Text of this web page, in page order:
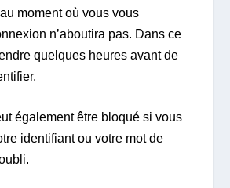
moment où vous vous
n’aboutira pas. Dans ce
quelques heures avant de
également être bloqué si vous
identifiant ou votre mot de